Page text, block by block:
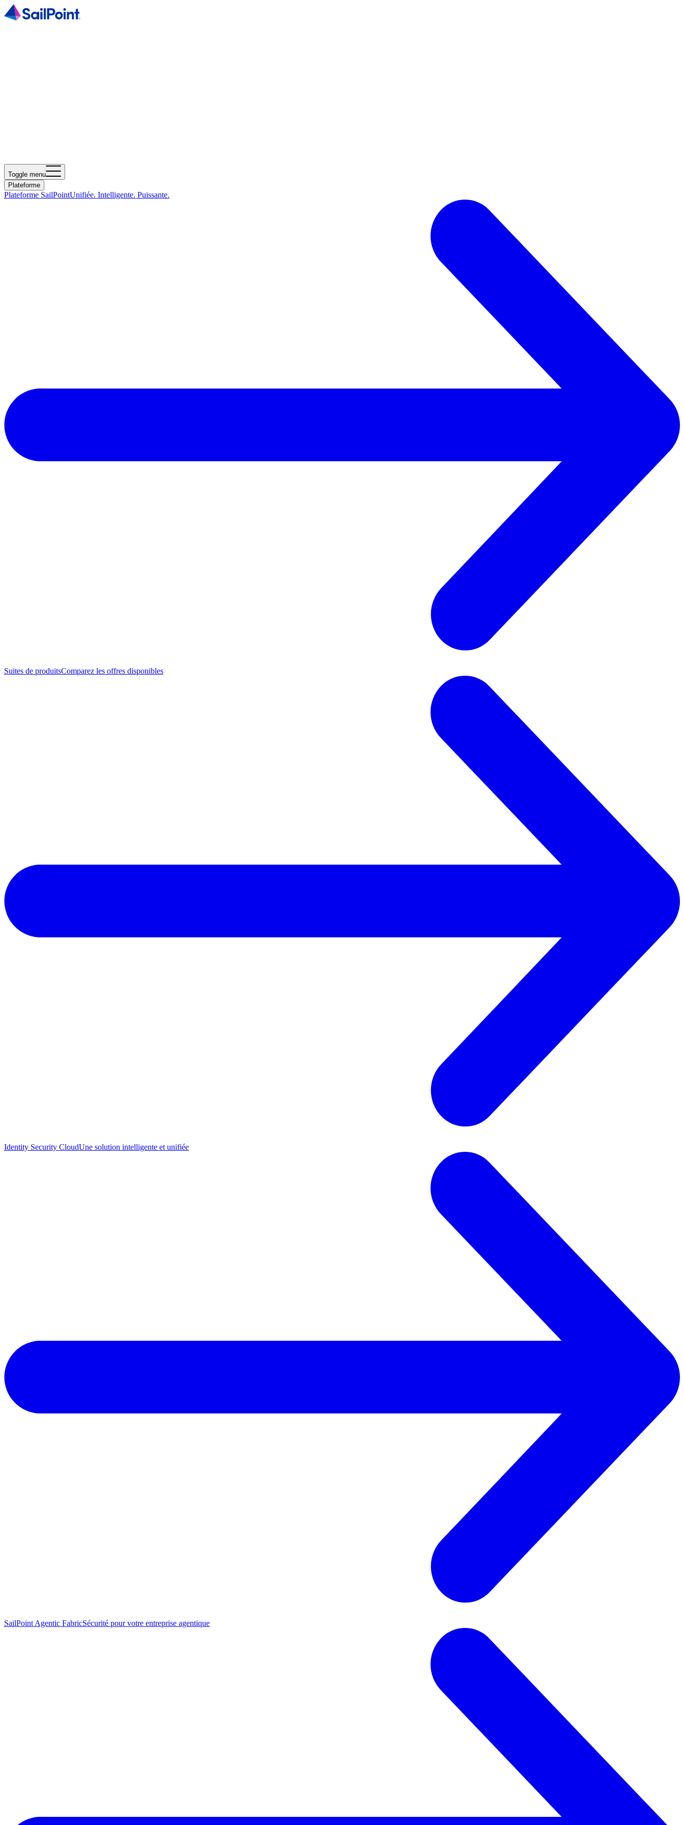
Toggle menu
Plateforme
Plateforme SailPointUnifiée. Intelligente. Puissante.
Suites de produitsComparez les offres disponibles
Identity Security CloudUne solution intelligente et unifiée
SailPoint Agentic FabricSécurité pour votre entreprise agentique